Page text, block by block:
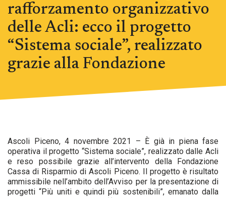
rafforzamento organizzativo
delle Acli: ecco il progetto
“Sistema sociale”, realizzato
grazie alla Fondazione
Ascoli Piceno, 4 novembre 2021 – È già in piena fase
operativa il progetto “Sistema sociale”, realizzato dalle Acli
e reso possibile grazie all’intervento della Fondazione
Cassa di Risparmio di Ascoli Piceno. Il progetto è risultato
ammissibile nell’ambito dell’Avviso per la presentazione di
progetti “Più uniti e quindi più sostenibili”, emanato dalla